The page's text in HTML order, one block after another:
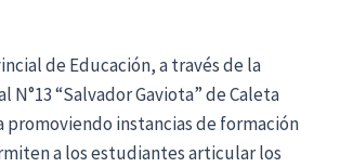
de Educación, a través de la
N°13 “Salvador Gaviota” de Caleta
promoviendo instancias de formación
a los estudiantes articular los